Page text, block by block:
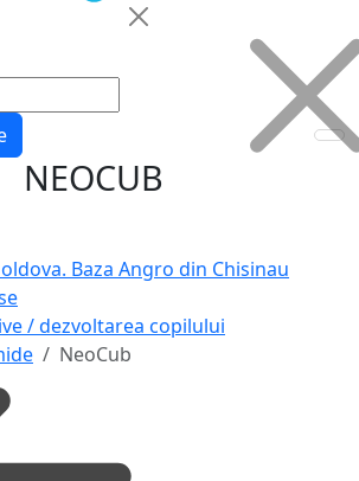
NEOCUB
Baza Angro din Chisinau
/ dezvoltarea copilului
NeoCub